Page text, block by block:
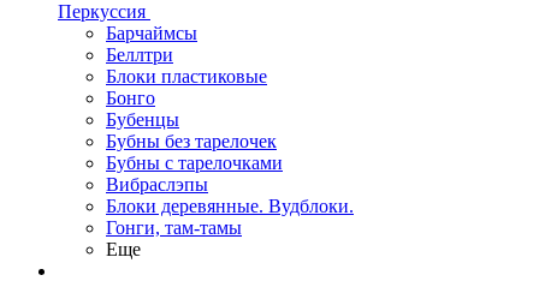
Перкуссия
Барчаймсы
Беллтри
Блоки пластиковые
Бонго
Бубенцы
Бубны без тарелочек
Бубны с тарелочками
Вибраслэпы
Блоки деревянные. Вудблоки.
Гонги, там-тамы
Еще